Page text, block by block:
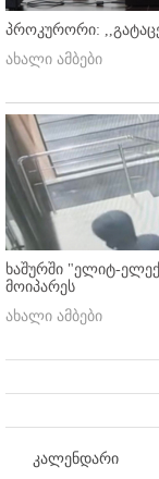
პროკურორი:
ახალი ამბები
ხაშურში "ელიტ-
მოიპარეს
ახალი ამბები
კალენდარი